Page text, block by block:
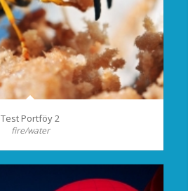
Test Portföy 2
fire/water